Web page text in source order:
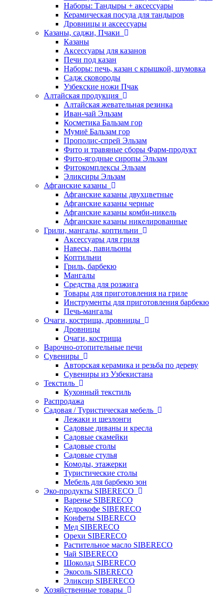
Наборы: Тандыры + аксессуары
Керамическая посуда для тандыров
Дровницы и аксессуары
Казаны, саджи, Пчаки
Казаны
Аксессуары для казанов
Печи под казан
Наборы: печь, казан с крышкой, шумовка
Садж сковороды
Узбекские ножи Пчак
Алтайская продукция
Алтайская жевательная резинка
Иван-чай Эльзам
Косметика Бальзам гор
Мумиё Бальзам гор
Прополис-спрей Эльзам
Фито и травяные сборы Фарм-продукт
Фито-ягодные сиропы Эльзам
Фитокомплексы Эльзам
Эликсиры Эльзам
Афганские казаны
Афганские казаны двухцветные
Афганские казаны черные
Афганские казаны комби-никель
Афганские казаны никелированные
Грили, мангалы, коптильни
Аксессуары для гриля
Навесы, павильоны
Коптильни
Гриль, барбекю
Мангалы
Средства для розжига
Товары для приготовления на гриле
Инструменты для приготовления барбекю
Печь-мангалы
Очаги, кострища, дровницы
Дровницы
Очаги, кострища
Варочно-отопительные печи
Сувениры
Авторская керамика и резьба по дереву
Сувениры из Узбекистана
Текстиль
Кухонный текстиль
Распродажа
Садовая / Туристическая мебель
Лежаки и шезлонги
Садовые диваны и кресла
Садовые скамейки
Садовые столы
Садовые стулья
Комоды, этажерки
Туристические столы
Мебель для барбекю зон
Эко-продукты SIBERECO
Варенье SIBERECO
Кедрокофе SIBERECO
Конфеты SIBERECO
Мед SIBERECO
Орехи SIBERECO
Растительное масло SIBERECO
Чай SIBERECO
Шоколад SIBERECO
Экосоль SIBERECO
Эликсир SIBERECO
Хозяйственные товары